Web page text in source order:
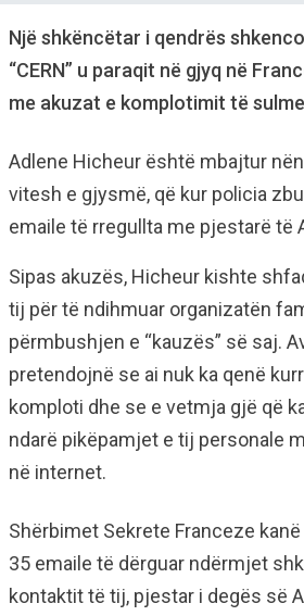
Një shkëncëtar i qendrës
“CERN” u paraqit në gjyq në
me akuzat e komplotimit të
Adlene Hicheur është mbajtur
vitesh e gjysmë, që kur policia
emaile të rregullta me pjestarë të
Sipas akuzës, Hicheur kishte
tij për të ndihmuar organizatën
përmbushjen e “kauzës” së saj.
pretendojnë se ai nuk ka qenë
komploti dhe se e vetmja gjë që
ndarë pikëpamjet e tij personale
në internet.
Shërbimet Sekrete Franceze
35 emaile të dërguar ndërmjet
kontaktit të tij, pjestar i degës së